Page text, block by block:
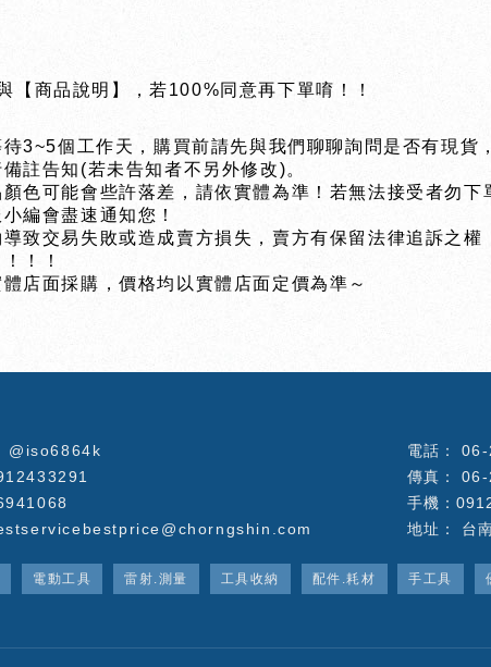
商品說明】，若100%同意再下單唷！！
3~5個工作天，購買前請先與我們聊聊詢問是否有現貨
註告知(若未告知者不另外修改)。
色可能會些許落差，請依實體為準！若無法接受者勿下
編會盡速通知您！
致交易失敗或造成賣方損失，賣方有保留法律追訴之權
！！
店面採購，價格均以實體店面定價為準～
@iso6864k
手機：
台
電動工具 雷射.測量 工具收納 配件.耗材 手工具